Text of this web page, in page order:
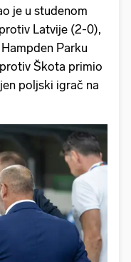
je u studenom
Latvije (2-0),
Parku
Škota primio
poljski igrač na